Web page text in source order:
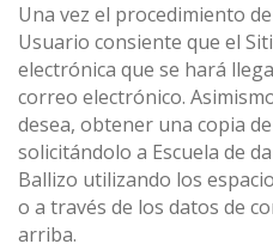
Una vez el procedimiento
Usuario consiente que el
electrónica que se hará
correo electrónico.
desea, obtener una copia
solicitándolo a Escuela de
Ballizo utilizando los
o a través de los datos de
arriba.